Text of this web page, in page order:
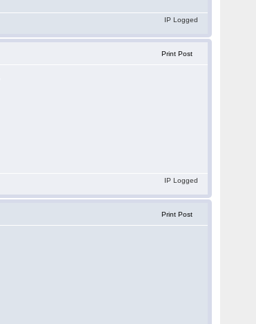
IP Logged
Print Post
IP Logged
Print Post